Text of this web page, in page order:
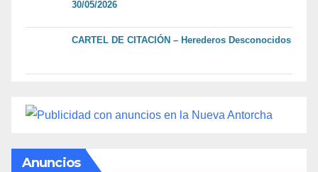
30/05/2026
CARTEL DE CITACIÓN – Herederos Desconocidos
Anuncios